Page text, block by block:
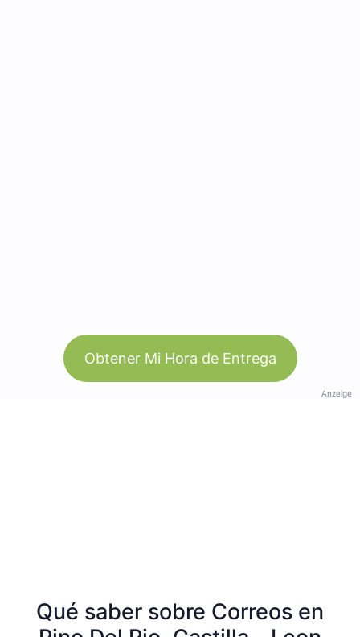
Obtener Mi Hora de Entrega
Anzeige
Qué saber sobre Correos en